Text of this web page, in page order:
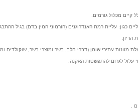
קיים מכלול גורמים.
כגון: עליית רמת האנדרוגנים (הורמוני המין בדם) בגיל
הריון.
מזונות עתירי שומן (דברי חלב, בשר ומוצרי בשר, שוקולדים
עלול לגרום להתפשטות האקנה.
.